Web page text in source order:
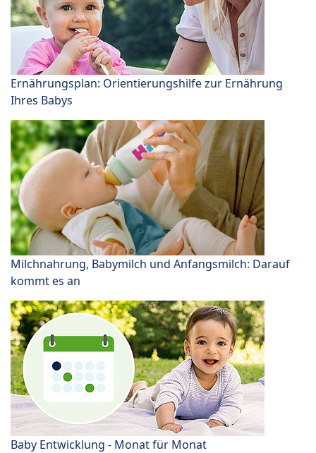
Ernährungsplan: Orientierungshilfe zur Ernährung
Ihres Babys
Milchnahrung, Babymilch und Anfangsmilch: Darauf
kommt es an
Baby Entwicklung - Monat für Monat